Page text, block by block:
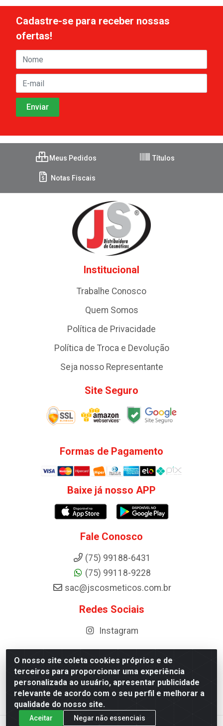
O nosso site coleta cookies próprios e de
terceiros para proporcionar uma experiência
personalizada ao usuário, apresentar publicidade
relevante de acordo com o seu perfil e melhorar a
qualidade do nosso site.
Aceitar Negar não essenciais
Cadastre-se para receber nossas
ofertas!
Meus Pedidos Títulos
Notas Fiscais
Institucional
Trabalhe Conosco
Quem Somos
Política de Privacidade
Política de Troca e Devolução
Seja nosso Representante
Site Seguro
Formas de Pagamento
Baixe já nosso APP
Fale Conosco
(75) 99188-6431
(75) 99118-9228
sac@jscosmeticos.com.br
Redes Sociais
Instagram
Distribuidora de Cosméticos Antoneto LTDA - BA-052,
km 87 - Industrial, Ipirá - BA, 44600-000 - CNPJ
10.984.107/0001-75